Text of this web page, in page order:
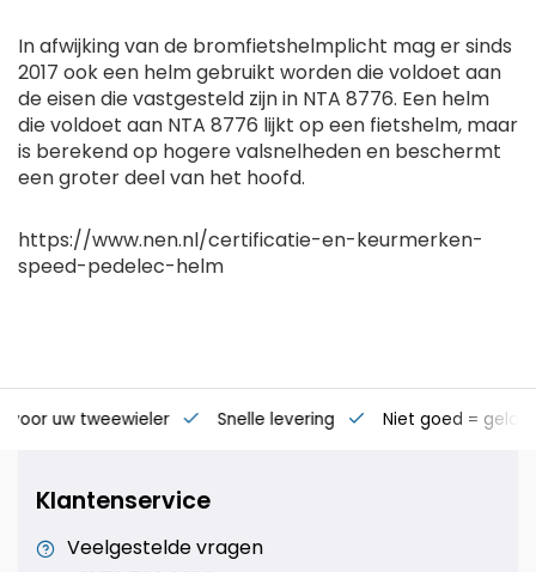
In afwijking van de bromfietshelmplicht mag er sinds
2017 ook een helm gebruikt worden die voldoet aan
de eisen die vastgesteld zijn in NTA 8776. Een helm
die voldoet aan NTA 8776 lijkt op een fietshelm, maar
is berekend op hogere valsnelheden en beschermt
een groter deel van het hoofd.
https://www.nen.nl/certificatie-en-keurmerken-
speed-pedelec-helm
voor uw tweewieler Snelle levering Niet goed = geld
Klantenservice
Veelgestelde vragen